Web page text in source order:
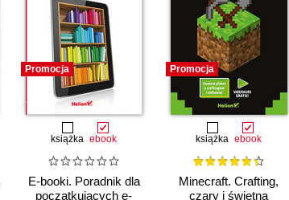
Promocja
książka ebook
E-booki. Poradnik dla
początkujących e-
Promocja
książka ebook
Minecraft. Crafting,
czary i świetna